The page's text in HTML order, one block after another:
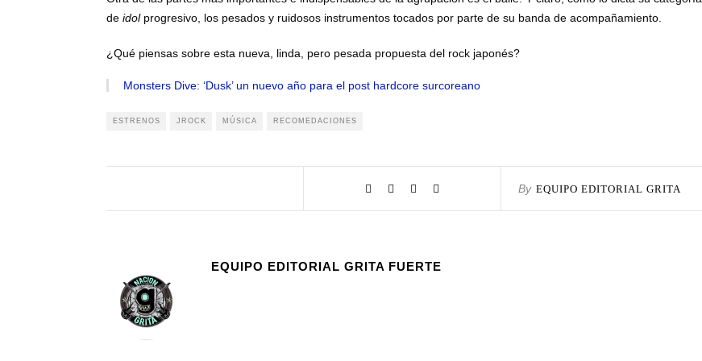
de idolprogresivo, los pesados y ruidosos instrumentos tocados por parte de su banda de acompañamiento.
¿Qué piensas sobre esta nueva, linda, pero pesada propuesta del rock japonés?
Monsters Dive: ‘Dusk’ un nuevo año para el post hardcore surcoreano
ESTRENOS JROCK MÚSICA RECOMEDACIONES
By EQUIPO EDITORIAL GRITA
EQUIPO EDITORIAL GRITA FUERTE